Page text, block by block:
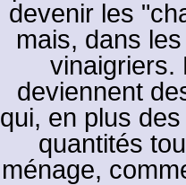
devenir les
mais, dans
vinaigriers.
deviennent
qui, en plus
quantités
ménage,